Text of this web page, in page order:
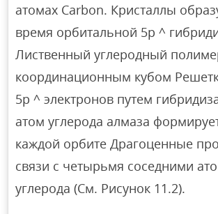
атомах Carbon. Кристаллы
время орбитальной 5p ^
Лиственный углеродный
координационным кубом
5p ^ электронов путем
атом углерода алмаза
каждой орбите Драгоценные
связи с четырьмя соседними
углерода (См. Рисунок 11.2).